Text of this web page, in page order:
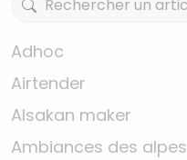
Adhoc
Airtender
Alsakan maker
Ambiances des alpes